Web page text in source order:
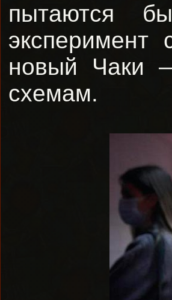
пытаются
новый Чаки
схемам.